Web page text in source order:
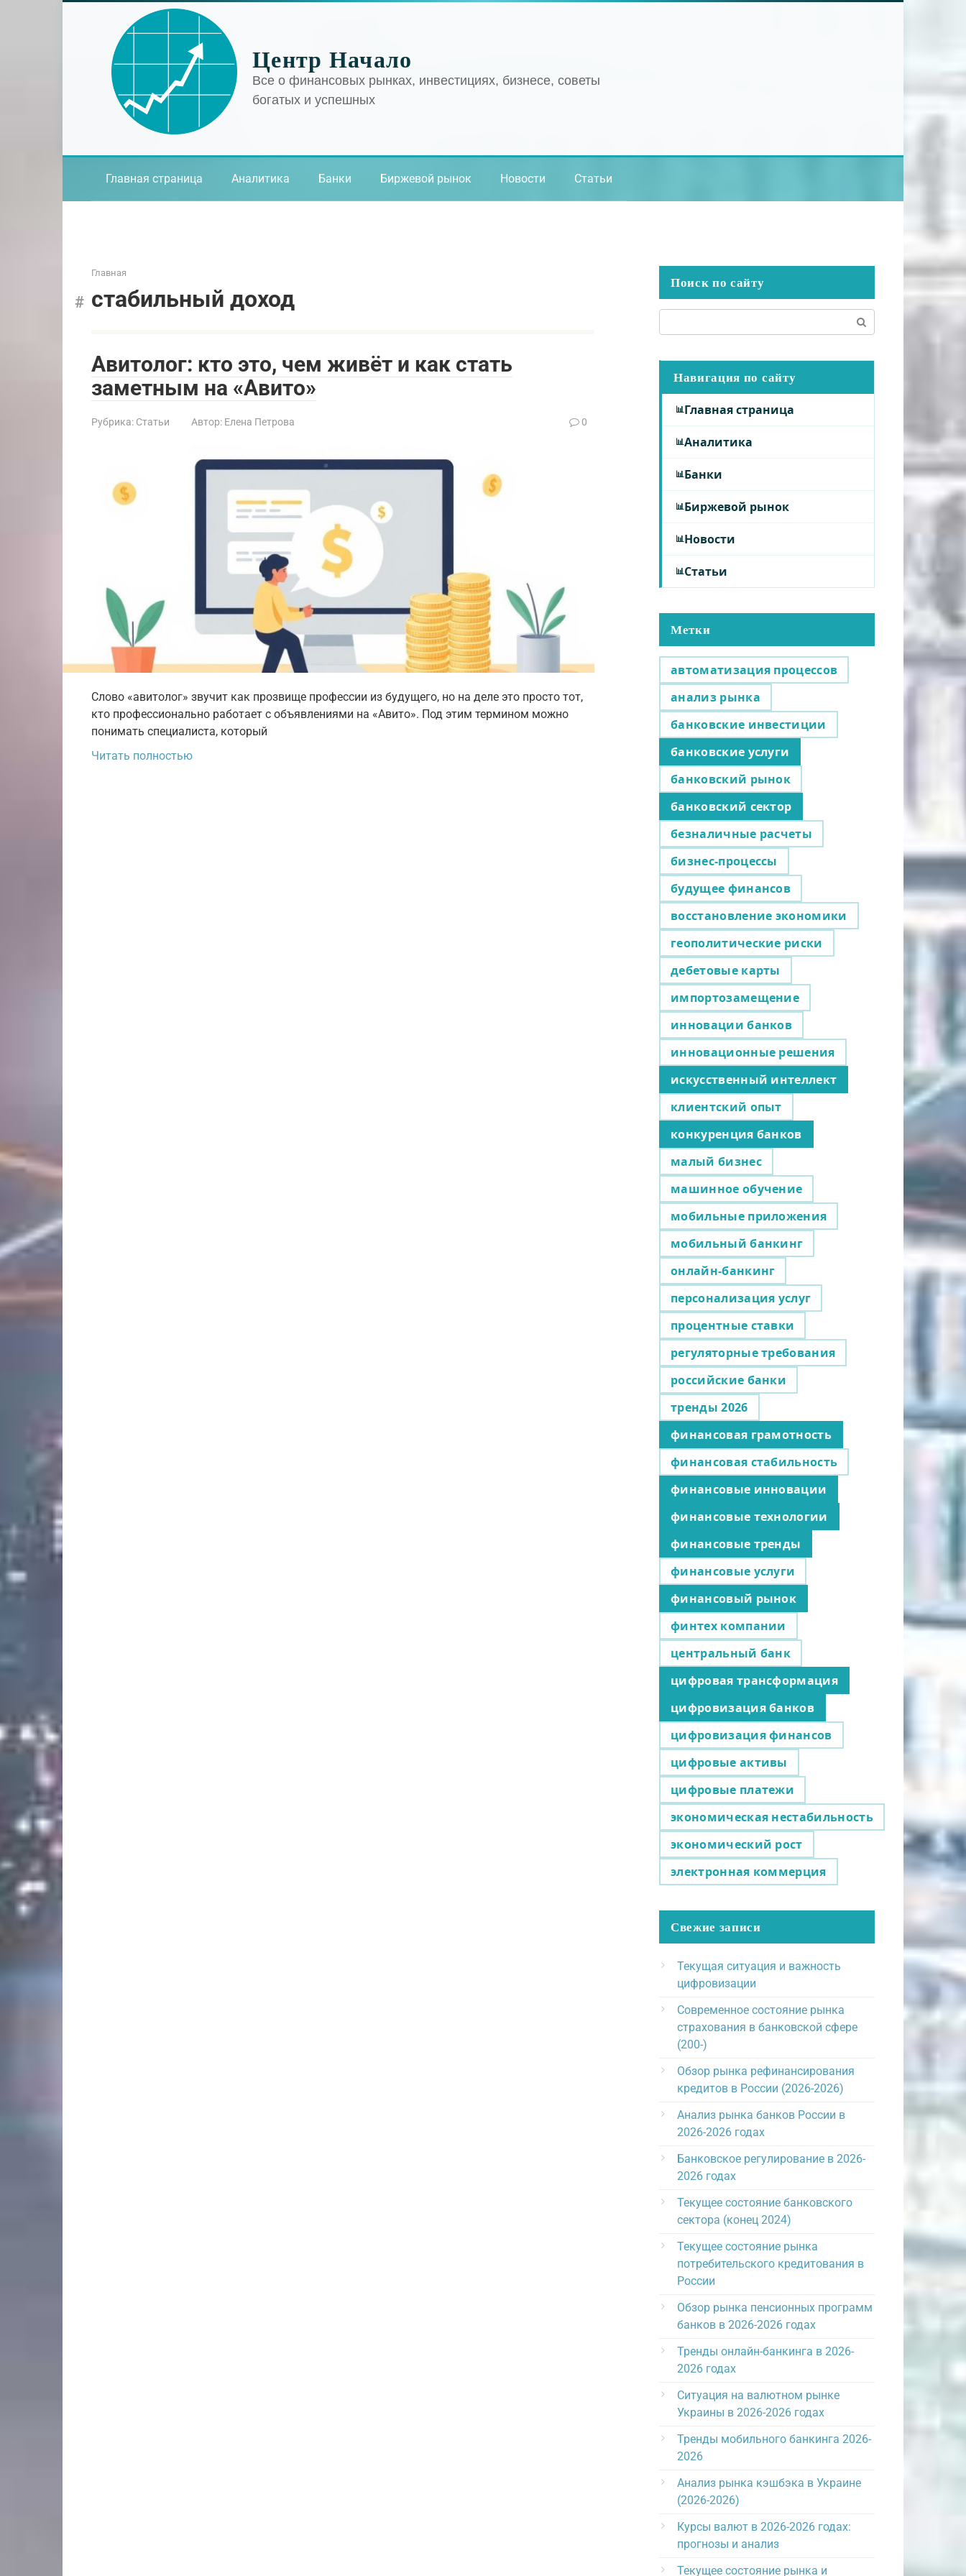
Центр Начало
Все о финансовых рынках, инвестициях, бизнесе, советы
богатых и успешных
Главная страница Аналитика Банки Биржевой рынок Новости Статьи
Главная
стабильный доход
Авитолог: кто это, чем живёт и как стать
заметным на «Авито»
Рубрика: Статьи Автор: Елена Петрова 0
Слово «авитолог» звучит как прозвище профессии из будущего, но на деле это просто тот,
кто профессионально работает с объявлениями на «Авито». Под этим термином можно
понимать специалиста, который
Читать полностью
Поиск по сайту
Навигация по сайту
Главная страница
Аналитика
Банки
Биржевой рынок
Новости
Статьи
Метки
автоматизация процессов
анализ рынка
банковские инвестиции
банковские услуги
банковский рынок
банковский сектор
безналичные расчеты
бизнес-процессы
будущее финансов
восстановление экономики
геополитические риски
дебетовые карты
импортозамещение
инновации банков
инновационные решения
искусственный интеллект
клиентский опыт
конкуренция банков
малый бизнес
машинное обучение
мобильные приложения
мобильный банкинг
онлайн-банкинг
персонализация услуг
процентные ставки
регуляторные требования
российские банки
тренды 2026
финансовая грамотность
финансовая стабильность
финансовые инновации
финансовые технологии
финансовые тренды
финансовые услуги
финансовый рынок
финтех компании
центральный банк
цифровая трансформация
цифровизация банков
цифровизация финансов
цифровые активы
цифровые платежи
экономическая нестабильность
экономический рост
электронная коммерция
Свежие записи
Текущая ситуация и важность
цифровизации
Современное состояние рынка
страхования в банковской сфере
(200-)
Обзор рынка рефинансирования
кредитов в России (2026-2026)
Анализ рынка банков России в
2026-2026 годах
Банковское регулирование в 2026-
2026 годах
Текущее состояние банковского
сектора (конец 2024)
Текущее состояние рынка
потребительского кредитования в
России
Обзор рынка пенсионных программ
банков в 2026-2026 годах
Тренды онлайн-банкинга в 2026-
2026 годах
Ситуация на валютном рынке
Украины в 2026-2026 годах
Тренды мобильного банкинга 2026-
2026
Анализ рынка кэшбэка в Украине
(2026-2026)
Курсы валют в 2026-2026 годах:
прогнозы и анализ
Текущее состояние рынка и